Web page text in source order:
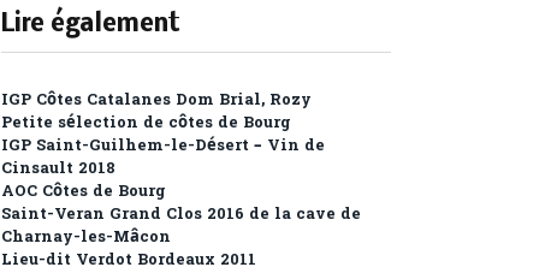
Lire également
IGP Côtes Catalanes Dom Brial, Rozy
Petite sélection de côtes de Bourg
IGP Saint-Guilhem-le-Désert – Vin de
Cinsault 2018
AOC Côtes de Bourg
Saint-Veran Grand Clos 2016 de la cave de
Charnay-les-Mâcon
Lieu-dit Verdot Bordeaux 2011